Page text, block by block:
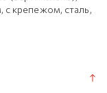
крепежом, сталь,